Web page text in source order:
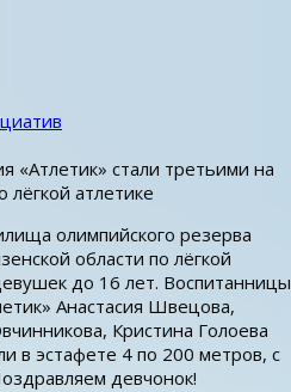
«Атлетик» стали третьими на
лёгкой атлетике
олимпийского резерва
области по лёгкой
до 16 лет. Воспитанницы
Анастасия Швецова,
Кристина Голоева
в эстафете 4 по 200 метров, с
девчонок!